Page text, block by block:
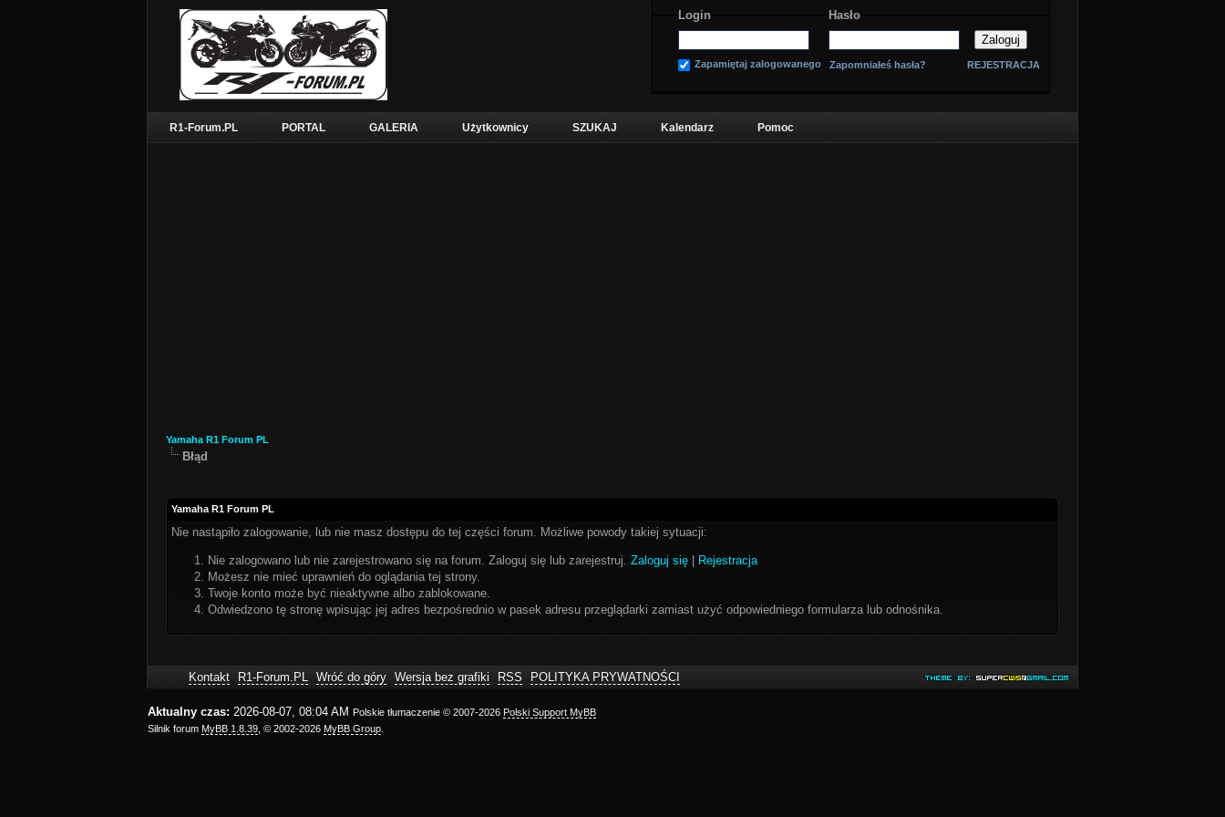
Login Hasło
Zapamiętaj zalogowanego Zapomniałeś hasła? REJESTRACJA
R1-Forum.PL PORTAL GALERIA Użytkownicy SZUKAJ Kalendarz Pomoc
Yamaha R1 Forum PL
Błąd
Yamaha R1 Forum PL
Nie nastąpiło zalogowanie, lub nie masz dostępu do tej części forum. Możliwe powody takiej sytuacji:
Nie zalogowano lub nie zarejestrowano się na forum. Zaloguj się lub zarejestruj. Zaloguj się
Rejestracja
Możesz nie mieć uprawnień do oglądania tej strony.
Twoje konto może być nieaktywne albo zablokowane.
Odwiedzono tę stronę wpisując jej adres bezpośrednio w pasek adresu przeglądarki zamiast użyć odpowiedniego formularza lub odnośnika.
Kontakt R1-Forum.PL Wróć do góry Wersja bez grafiki RSS POLITYKA PRYWATNOŚCI
Aktualny czas: 2026-08-07, 08:04 AM Polskie tłumaczenie © 2007-2026 Polski Support MyBB
Silnik forum MyBB 1.8.39 , © 2002-2026 MyBB Group